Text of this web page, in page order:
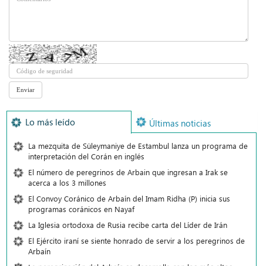
Lo más leído Últimas noticias
La mezquita de Süleymaniye de Estambul lanza un programa de
interpretación del Corán en inglés
El número de peregrinos de Arbain que ingresan a Irak se
acerca a los 3 millones
El Convoy Coránico de Arbaín del Imam Ridha (P) inicia sus
programas coránicos en Nayaf
La Iglesia ortodoxa de Rusia recibe carta del Líder de Irán
El Ejército iraní se siente honrado de servir a los peregrinos de
Arbaín